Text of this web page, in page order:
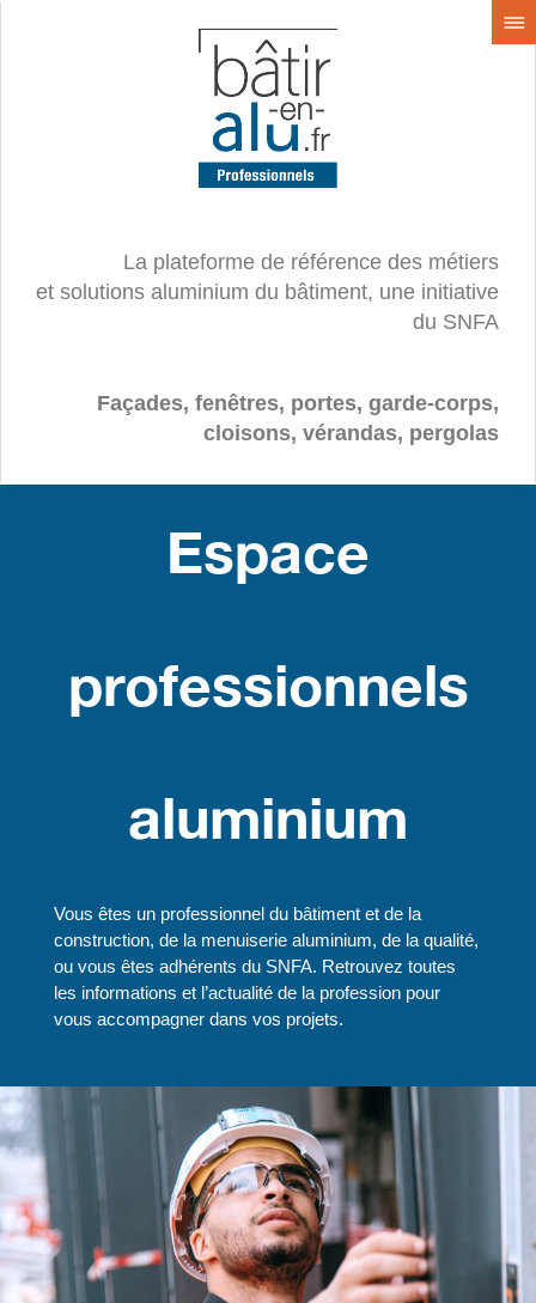
La plateforme de référence des métiers
et solutions aluminium du bâtiment, une initiative
du SNFA
Façades, fenêtres, portes, garde-corps,
cloisons, vérandas, pergolas
Espace
professionnels
aluminium
Vous êtes un professionnel du bâtiment et de la
construction, de la menuiserie aluminium, de la qualité,
ou vous êtes adhérents du SNFA. Retrouvez toutes
les informations et l’actualité de la profession pour
vous accompagner dans vos projets.